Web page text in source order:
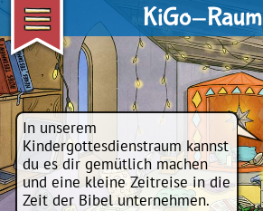
KiGo-Raum
In unserem
Kindergottesdienstraum kannst
du es dir gemütlich machen
und eine kleine Zeitreise in die
Zeit der Bibel unternehmen.